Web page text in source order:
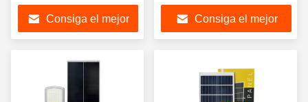
aire libre brillante
Consiga el mejor
-20℃ a 60℃ 3kg
Consiga el mejor